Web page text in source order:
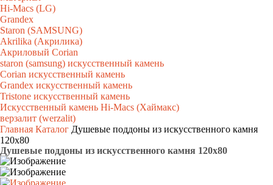
Hi-Macs (LG)
Grandex
Staron (SAMSUNG)
Akrilika (Акрилика)
Акриловый Corian
staron (samsung) искусственный камень
Corian искусственный камень
Grandex искусственный камень
Tristone искусственный камень
Искусственный камень Hi-Macs (Хаймакс)
верзалит (werzalit)
Главная Каталог Душевые поддоны из искусственного камня
120х80
Душевые поддоны из искусственного камня 120х80